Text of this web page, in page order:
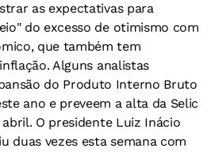
as expectativas para
do excesso de otimismo com
que também tem
Alguns analistas
do Produto Interno Bruto
ano e preveem a alta da Selic
O presidente Luiz Inácio
duas vezes esta semana com